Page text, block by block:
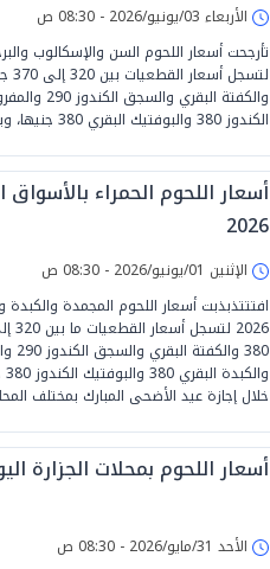
الأربعاء 03/يونيو/2026 - 08:30 ص
الكندوز 380 والبوفتيك البقري 380 جنيها، وبمنافذ وزارة الزراعة.
2026
الإثنين 01/يونيو/2026 - 08:30 ص
خلال إجازة عيد الأضحى المبارك بمختلف
أسعار اللحوم بمحلات الجزارة اليوم
الأحد 31/مايو/2026 - 08:30 ص